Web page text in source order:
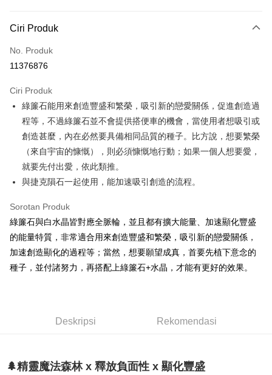
Kad Kredit (Bayaran Penuh)
Pengambilan di Kedai Serbaneka
Apple Pay
JKOPAY
Easy Wallet
Pemindahan ATM
NT$80/pesanan | Penghantaran percuma untuk pesanan
NT$3,000 atau lebih
7-11取貨付款
賣家宅配幫您送（台灣）
Ciri Produk
No. Produk
11376876
Ciri Produk
綠簾石能用來創造豐盛和繁榮，吸引新的戀愛關係，促進創造過
程等，不過綠簾石並不會提供搭便車的機會，當使用者想吸引或
創造甚麼，內在必然要具備相同品質的種子。比方說，想要繁榮
（來自宇宙的慷慨），則必須慷慨地行動；如果一個人想要愛，
就要先付出愛，依此類推。
與捷克隕石一起使用，能加速吸引創造的流程。
Sorotan Produk
綠簾石與白水晶皆對應全脈輪，並且都有擴大能量、加速顯化豐盛
的能量特質，非常適合用來創造豐盛和繁榮，吸引新的戀愛關係，
加速創造顯化的過程等；當然，想要願望成真，首要先植下意念的
種子，並付諸努力，再搭配上綠簾石+水晶，才能有更好的效果。
Deskripsi Rekomendasi
🌲精靈魔法森林 x 釋放負面性 x 顯化豐盛